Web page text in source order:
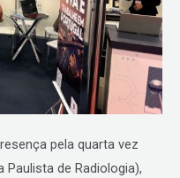
pela quarta vez
de Radiologia),